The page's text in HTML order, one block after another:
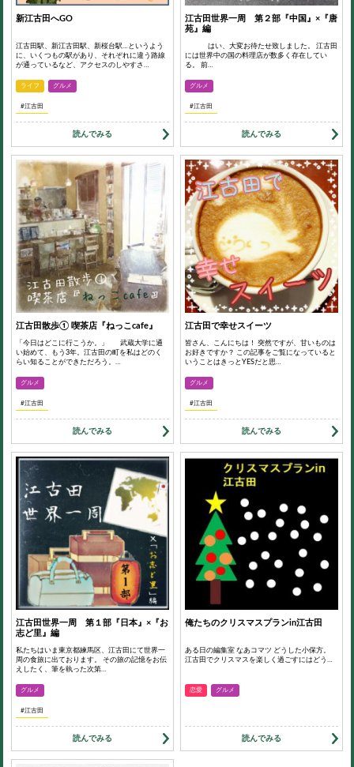
新江古田へGO
江古田駅、新江古田駅、新桜台駅…というよう
に、いくつもの駅があり、それぞれに違う路線
が通っているなど、アクセスのしやすさ…
ライフ グルメ
#江古田
読んでみる
江古田世界一周 第２部『中国』×『唐
苑』編
はい、大変お待たせ致しました。 江古田
には世界中の国の料理店が数多く存在してい
る。 前…
グルメ
#江古田
読んでみる
江古田散歩① 喫茶店『ねっこcafe』
「今日はどこに行こうか。」 武蔵大学に通
い始めて、もう3年。江古田の町を私はどのく
らい知ることができただろう。…
グルメ
#江古田
読んでみる
江古田で幸せスイーツ
皆さん、こんにちは！ 突然ですが、甘いものは
お好きですか？ この記事をご覧になっていると
いうことはきっとYESだと思…
グルメ
#江古田
読んでみる
江古田世界一周 第１部『日本』×『お
志ど里』編
私たちはいま東京都練馬区、江古田にて世界一
周の食旅に出ております。 その旅の記憶をお伝
えしたく、筆を執った次第…
グルメ
#江古田
読んでみる
俺たちのクリスマスプランin江古田
ある日の編集室 なあコマツ どうした小保方。
江古田でクリスマスを楽しく過ごすにはどう…
恋愛 グルメ
読んでみる